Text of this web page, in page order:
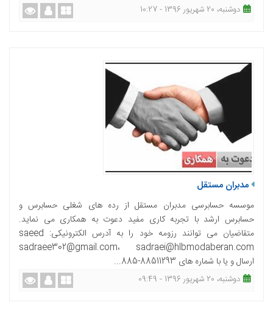
دوشنبه، 20 شهریور 1396 - 10:27
مدبران مستقل
موسسه حسابرسی مدبران مستقل از رده های شغلی حسابرس و
حسابرس ارشد با تجربه کاری مفید دعوت به همکاری می نماید.
متقاضیان می توانند رزومه خود را به آدرس الکترونیکی: saeed
sadraee302@gmail.com، sadraei@hlbmodaberan.com
ارسال و یا با شماره های 88511293-885...
دوشنبه، 20 شهریور 1396 - 09:49